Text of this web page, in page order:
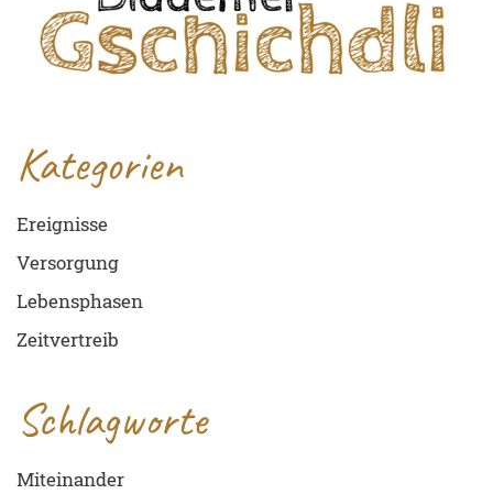
Kategorien
Ereignisse
Versorgung
Lebensphasen
Zeitvertreib
Schlagworte
Miteinander